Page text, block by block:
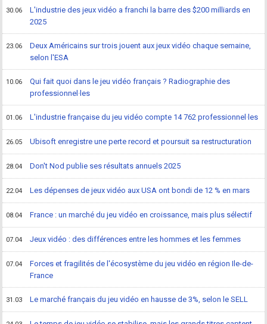
30.06
L'industrie des jeux vidéo a franchi la barre des $200 milliards en
2025
23.06
Deux Américains sur trois jouent aux jeux vidéo chaque semaine,
selon l'ESA
10.06
Qui fait quoi dans le jeu vidéo français ? Radiographie des
professionnel·les
01.06 L'industrie française du jeu vidéo compte 14 762 professionnel·les
26.05 Ubisoft enregistre une perte record et poursuit sa restructuration
28.04 Don't Nod publie ses résultats annuels 2025
22.04 Les dépenses de jeux vidéo aux USA ont bondi de 12 % en mars
08.04 France : un marché du jeu vidéo en croissance, mais plus sélectif
07.04 Jeux vidéo : des différences entre les hommes et les femmes
07.04
Forces et fragilités de l'écosystème du jeu vidéo en région Ile-de-
France
31.03 Le marché français du jeu vidéo en hausse de 3%, selon le SELL